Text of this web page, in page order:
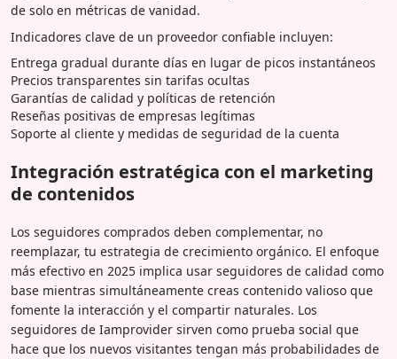
de solo en métricas de vanidad.
Indicadores clave de un proveedor confiable incluyen:
Entrega gradual durante días en lugar de picos instantáneos
Precios transparentes sin tarifas ocultas
Garantías de calidad y políticas de retención
Reseñas positivas de empresas legítimas
Soporte al cliente y medidas de seguridad de la cuenta
Integración estratégica con el marketing
de contenidos
Los seguidores comprados deben complementar, no
reemplazar, tu estrategia de crecimiento orgánico. El enfoque
más efectivo en 2025 implica usar seguidores de calidad como
base mientras simultáneamente creas contenido valioso que
fomente la interacción y el compartir naturales. Los
seguidores de Iamprovider sirven como prueba social que
hace que los nuevos visitantes tengan más probabilidades de